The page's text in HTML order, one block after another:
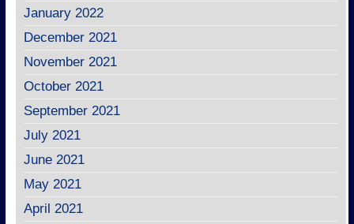
January 2022
December 2021
November 2021
October 2021
September 2021
July 2021
June 2021
May 2021
April 2021